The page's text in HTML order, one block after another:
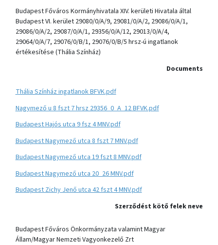
Budapest Főváros Kormányhivatala XIV. kerületi Hivatala által
Budapest VI. kerület 29080/0/A/9, 29081/0/A/2, 29086/0/A/1,
29086/0/A/2, 29087/0/A/1, 29356/0/A/12, 29013/0/A/4,
29064/0/A/7, 29076/0/B/1, 29076/0/B/5 hrsz-ú ingatlanok
értékesítése (Thália Színház)
Documents
Thália Színház ingatlanok BFVK.pdf
Nagymező u 8 fszt 7 hrsz 29356_0_A_12 BFVK.pdf
Budapest Hajós utca 9 fsz 4 MNV.pdf
Budapest Nagymező utca 8 fszt 7 MNV.pdf
Budapest Nagymező utca 19 fszt 8 MNV.pdf
Budapest Nagymező utca 20_26 MNV.pdf
Budapest Zichy Jenő utca 42 fszt 4 MNV.pdf
Szerződést kötő felek neve
Budapest Főváros Önkormányzata valamint Magyar
Állam/Magyar Nemzeti Vagyonkezelő Zrt